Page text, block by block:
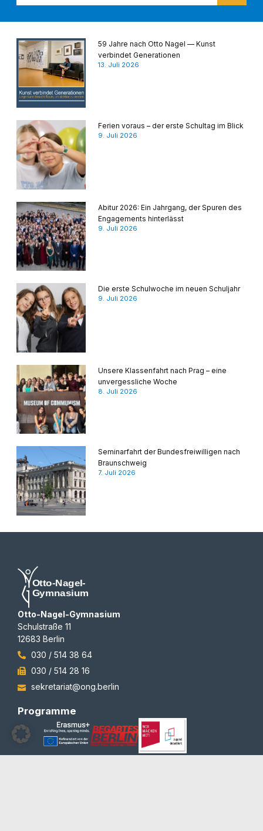
59 Jahre nach Otto Nagel — Kunst
verbindet Generationen
13. Juli 2026
Ferien voraus – der erste Schultag im Blick
9. Juli 2026
Abitur 2026: Ein Jahrgang, der Spuren des
Engagements hinterlässt
9. Juli 2026
Die erste Schulwoche im neuen Schuljahr
9. Juli 2026
Unsere Klassenfahrt nach Prag – eine
unvergessliche Woche
8. Juli 2026
Seminarfahrt der Bundesfreiwilligen nach
Braunschweig
7. Juli 2026
Otto-Nagel-Gymnasium
Schulstraße 11
12683 Berlin
030 / 514 38 64
030 / 514 28 16
sekretariat@ong.berlin
Programme